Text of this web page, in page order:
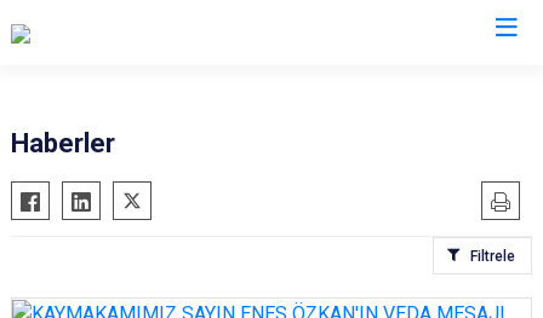
Acıpayam
Pamukkale
Baklan
Honaz
Haberler
Filtrele